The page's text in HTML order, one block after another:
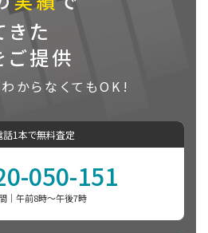
ナ
ン
ン
ナ
3本
た
提供
からなくてもOK!
話1本で無料査定
050-151
｜午前8時〜午後7時